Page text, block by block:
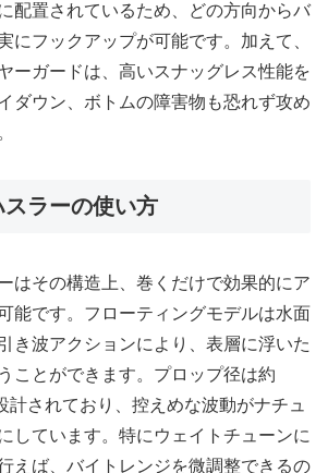
配置されているため、どの方向からバ
にフックアップが可能です。加えて、
ーガードは、高いスナッグレス性能を
ダウン、ボトムの障害物も恐れず攻め
スラーの使い方
はその構造上、巻くだけで効果的にア
能です。フローティングモデルは水面
き波アクションにより、表層に浮いた
ことができます。プロップ径は約
計されており、控えめな波動がナチュ
しています。特にウェイトチューンに
えば、バイトレンジを微調整できるの